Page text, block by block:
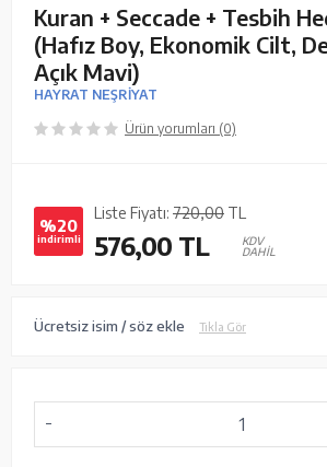
Kuran + Seccade + Tesbih
(Hafız Boy, Ekonomik Cilt,
Açık Mavi)
HAYRAT NEŞRİYAT
Ürün yorumları (0)
%20
indirimli
Liste Fiyatı: 720,00 TL
576,00 TL
KDV
DAHİL
Ücretsiz isim / söz ekle Tıkla Gör